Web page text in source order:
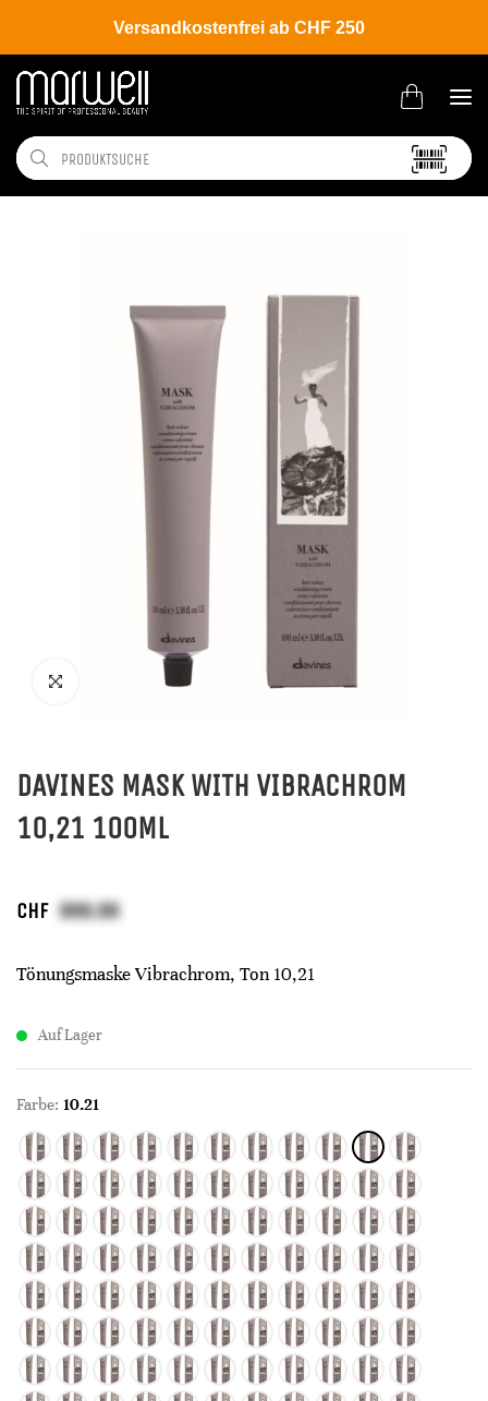
Versandkostenfrei ab CHF 250
Shop Brands Davines Colour
DAVINES MASK WITH VIBRACHROM
10,21 100ML
CHF
Tönungsmaske Vibrachrom, Ton 10,21
Auf Lager
Farbe: 10.21